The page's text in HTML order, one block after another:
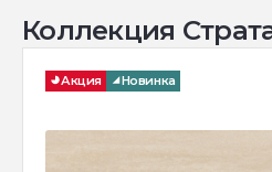
Коллекция
Акция Новинка